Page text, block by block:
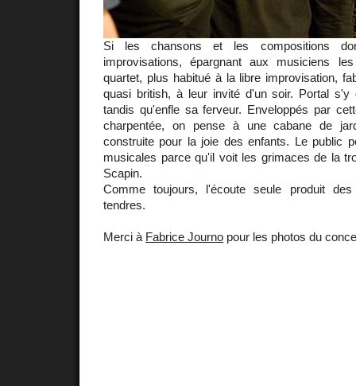
Si les chansons et les compositions
improvisations, épargnant aux musiciens
quartet, plus habitué à la libre improvisation,
quasi british, à leur invité d'un soir. Portal s'y
tandis qu'enfle sa ferveur. Enveloppés par
charpentée, on pense à une cabane de
construite pour la joie des enfants. Le public
musicales parce qu'il voit les grimaces de la
Scapin.
Comme toujours, l'écoute seule produit
tendres.
Merci à Fabrice Journo pour les photos du